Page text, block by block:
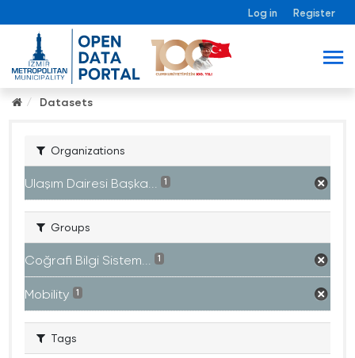
Log in Register
Datasets
Organizations
Ulaşım Dairesi Başka... 1
Groups
Coğrafi Bilgi Sistem... 1
Mobility 1
Tags